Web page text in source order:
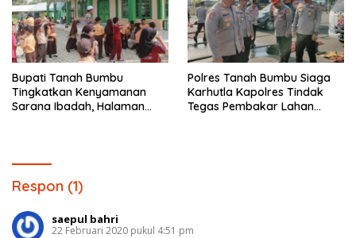
Bupati Tanah Bumbu
Tingkatkan Kenyamanan
Sarana Ibadah, Halaman
Polres Tanah Bumbu Siaga
Karhutla Kapolres Tindak
Tegas Pembakar Lahan
Respon (1)
saepul bahri
22 Februari 2020 pukul 4:51 pm